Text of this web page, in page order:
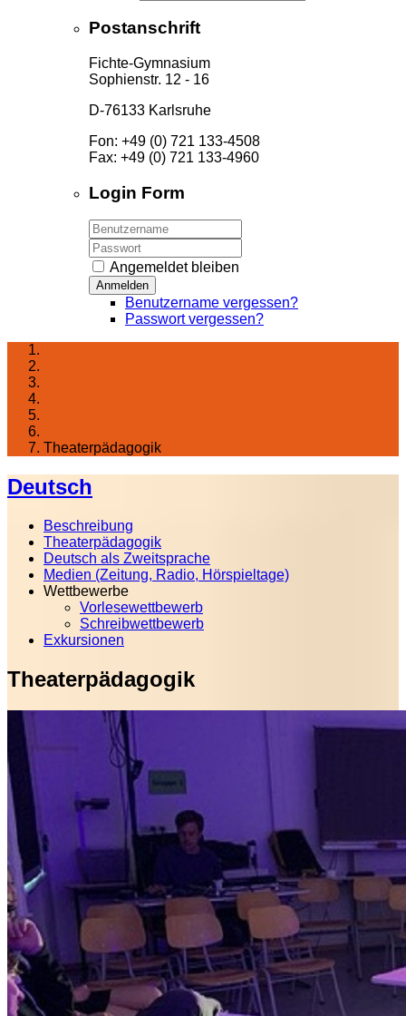
for results.
Postanschrift
Fichte-Gymnasium
Sophienstr. 12 - 16
D-76133 Karlsruhe
Fon: +49 (0) 721 133-4508
Fax: +49 (0) 721 133-4960
Login Form
Angemeldet bleiben
Anmelden
Benutzername vergessen?
Passwort vergessen?
Theaterpädagogik
Deutsch
Beschreibung
Theaterpädagogik
Deutsch als Zweitsprache
Medien (Zeitung, Radio, Hörspieltage)
Wettbewerbe
Vorlesewettbewerb
Schreibwettbewerb
Exkursionen
Theaterpädagogik